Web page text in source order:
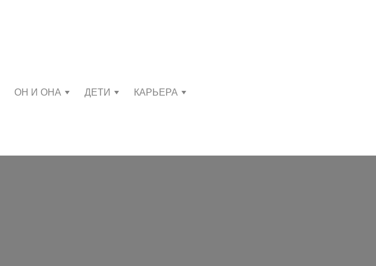
ОН И ОНА ДЕТИ КАРЬЕРА